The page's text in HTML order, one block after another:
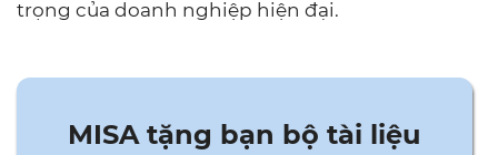
trọng của doanh nghiệp hiện đại.
MISA tặng bạn bộ tài liệu